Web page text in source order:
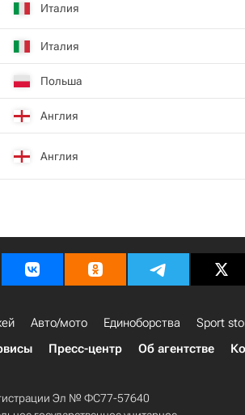
Италия
Италия
Польша
Англия
Англия
Авто/мото Единоборства Sport
Пресс-центр Об агентстве
Эл № ФС77-57640